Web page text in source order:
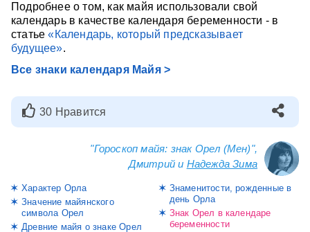
Подробнее о том, как майя использовали свой
календарь в качестве календаря беременности - в
статье«Календарь, который предсказывает
будущее».
Все знаки календаря Майя >
30 Нравится
"Гороскоп майя: знак Орел (Мен)",
Дмитрий и Надежда Зима
Характер Орла
Значение майянского
символа Орел
Древние майя о знаке Орел
Знаменитости, рожденные в
день Орла
Знак Орел в календаре
беременности